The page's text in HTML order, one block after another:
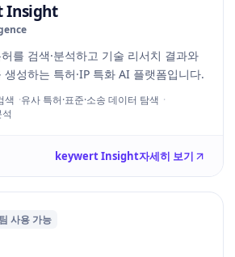
Insight
를 검색·분석하고 기술 리서치 결과와
생성하는 특허·IP 특화 AI 플랫폼입니다.
색 유사 특허·표준·소송 데이터 탐색
keywert Insight자세히 보기
팀 사용 가능